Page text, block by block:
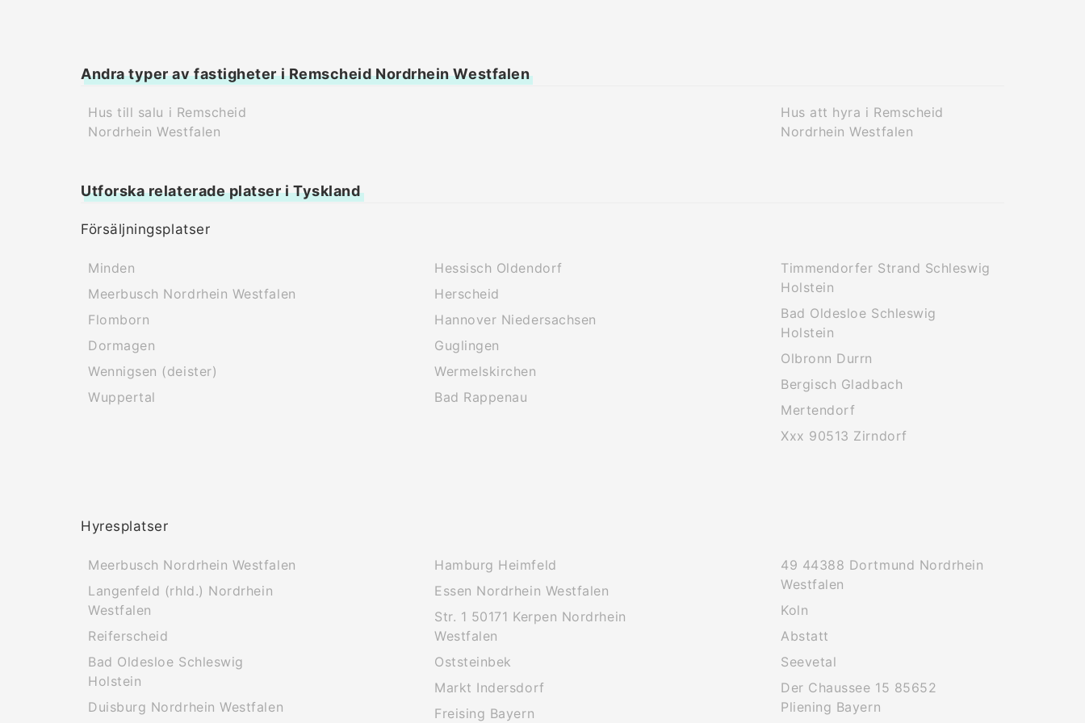
Andra typer av fastigheter i Remscheid Nordrhein Westfalen
Hus till salu i Remscheid
Nordrhein Westfalen
Hus att hyra i Remscheid
Nordrhein Westfalen
Utforska relaterade platser i Tyskland
Försäljningsplatser
Minden
Meerbusch Nordrhein Westfalen
Flomborn
Dormagen
Wennigsen (deister)
Wuppertal
Hessisch Oldendorf
Herscheid
Hannover Niedersachsen
Guglingen
Wermelskirchen
Bad Rappenau
Timmendorfer Strand Schleswig
Holstein
Bad Oldesloe Schleswig
Holstein
Olbronn Durrn
Bergisch Gladbach
Mertendorf
Xxx 90513 Zirndorf
Hyresplatser
Meerbusch Nordrhein Westfalen
Langenfeld (rhld.) Nordrhein
Westfalen
Reiferscheid
Bad Oldesloe Schleswig
Holstein
Duisburg Nordrhein Westfalen
Hamburg Heimfeld
Essen Nordrhein Westfalen
Str. 1 50171 Kerpen Nordrhein
Westfalen
Oststeinbek
Markt Indersdorf
Freising Bayern
49 44388 Dortmund Nordrhein
Westfalen
Koln
Abstatt
Seevetal
Der Chaussee 15 85652
Pliening Bayern